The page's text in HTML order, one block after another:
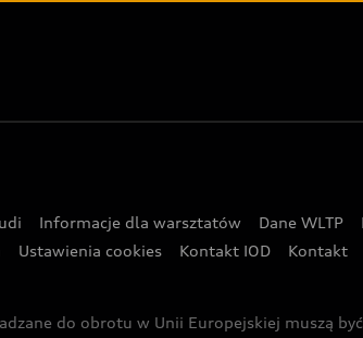
Informacje dla warsztatów Dane WLTP
Ustawienia cookies Kontakt IOD Kontakt
do obrotu w Unii Europejskiej muszą